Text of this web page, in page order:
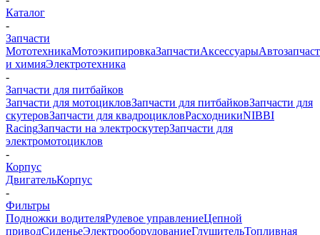
Каталог
-
Запчасти
МототехникаМотоэкипировкаЗапчастиАксессуары
и химияЭлектротехника
-
Запчасти для питбайков
Запчасти для мотоцикловЗапчасти для питбайковЗапчасти для
скутеровЗапчасти для квадроцикловРасходникиNIBBI
RacingЗапчасти на электроскутерЗапчасти для
электромотоциклов
-
Корпус
ДвигательКорпус
-
Фильтры
Подножки водителяРулевое управлениеЦепной
приводСиденьеЭлектрооборудованиеГлушительТопливная